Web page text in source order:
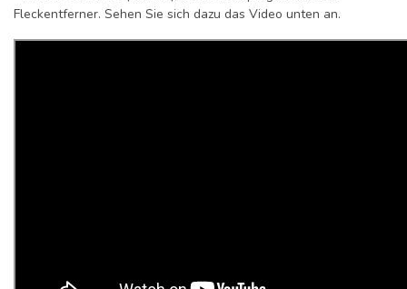
Fleckentferner. Sehen Sie sich dazu das Video unten an.